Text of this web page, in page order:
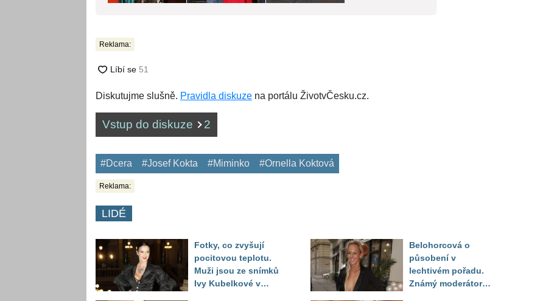
Reklama:
Diskutujme slušně. Pravidla diskuze na portálu ŽivotvČesku.cz.
Vstup do diskuze 2
#Dcera #Josef Kokta #Miminko #Ornella Koktová
Reklama:
LIDÉ
Fotky, co zvyšují
pocitovou teplotu.
Muži jsou ze snímků
Ivy Kubelkové v
Belohorcová o
působení v
lechtivém pořadu.
Známý moderátor